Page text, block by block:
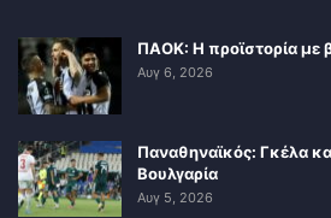
ΠΑΟΚ: Η προϊστορία με
Αυγ 6, 2026
Παναθηναϊκός: Γκέλα
Βουλγαρία
Αυγ 5, 2026